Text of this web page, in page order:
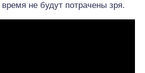
не будут потрачены зря.